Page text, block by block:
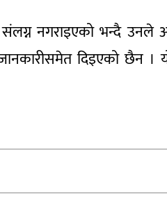
संलग्न नगराइएको भन्दै
दिइएको छैन ।